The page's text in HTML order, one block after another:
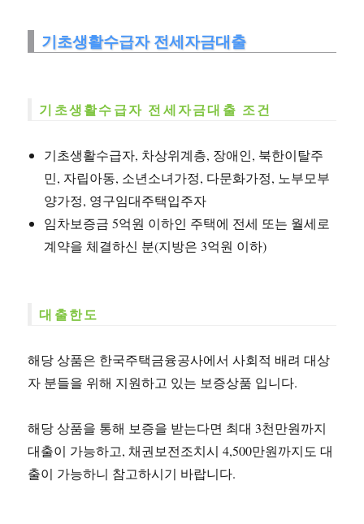
기초생활수급자 전세자금대출
기초생활수급자 전세자금대출 조건
기초생활수급자, 차상위계층, 장애인, 북한이탈주
민, 자립아동, 소년소녀가정, 다문화가정, 노부모부
양가정, 영구임대주택입주자
임차보증금 5억원 이하인 주택에 전세 또는 월세로
계약을 체결하신 분(지방은 3억원 이하)
대출한도
해당 상품은 한국주택금융공사에서 사회적 배려 대상
자 분들을 위해 지원하고 있는 보증상품 입니다.
해당 상품을 통해 보증을 받는다면 최대 3천만원까지
대출이 가능하고, 채권보전조치시 4,500만원까지도 대
출이 가능하니 참고하시기 바랍니다.